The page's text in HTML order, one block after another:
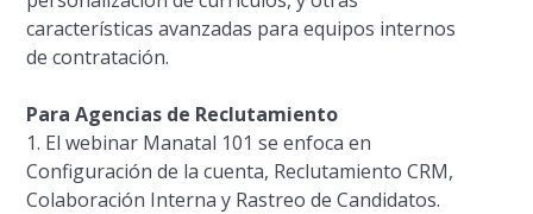
características avanzadas para equipos internos
de contratación.
Para Agencias de Reclutamiento
1. El webinar Manatal 101 se enfoca en
Configuración de la cuenta, Reclutamiento CRM,
Colaboración Interna y Rastreo de Candidatos.